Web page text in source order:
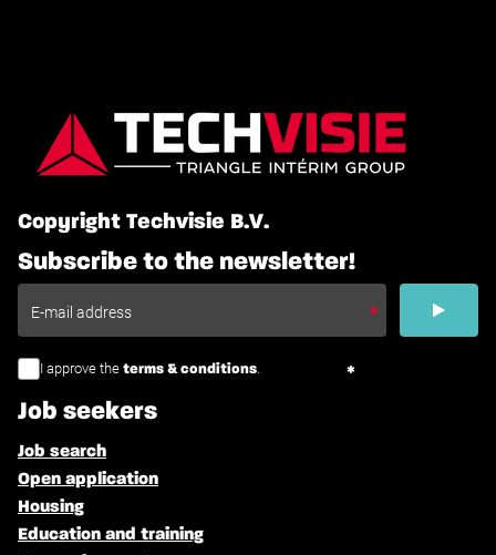
Copyright Techvisie B.V.
Subscribe to the newsletter!
I approve the terms & conditions.
Job seekers
Job search
Open application
Housing
Education and training